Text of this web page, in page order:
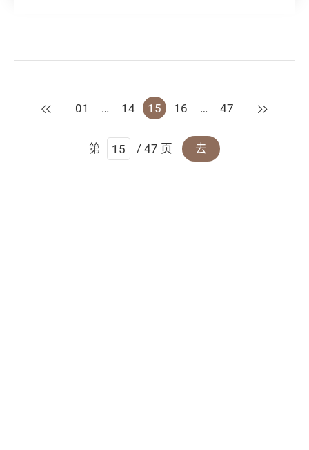
上一页
01 … 14 15 16 … 47 下一页
第 / 47 页 去